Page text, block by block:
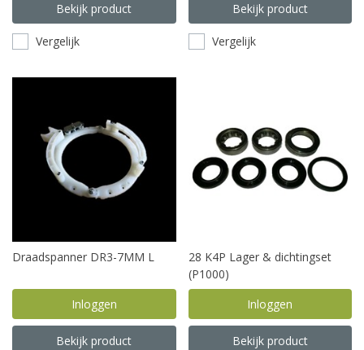
Bekijk product
Vergelijk
Bekijk product
Vergelijk
Draadspanner DR3-7MM L
Inloggen
Bekijk product
28 K4P Lager & dichtingset
(P1000)
Inloggen
Bekijk product